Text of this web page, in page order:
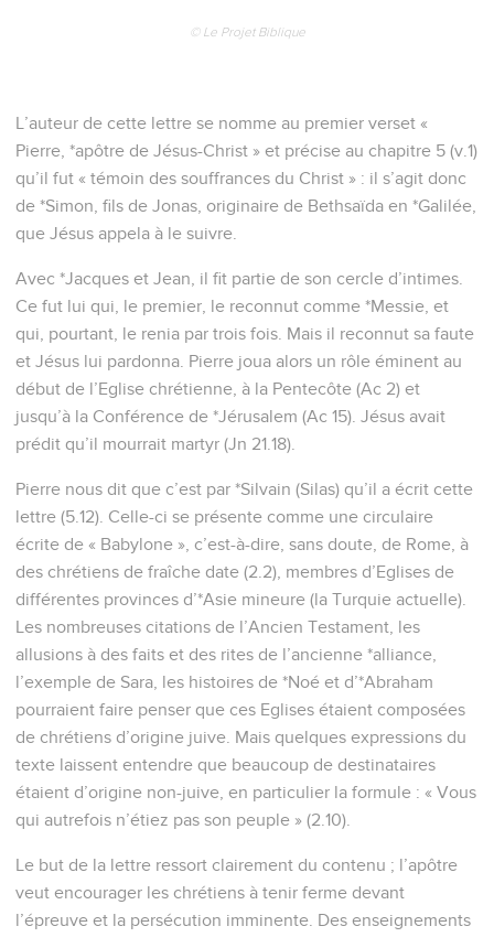
© Le Projet Biblique
L’auteur de cette lettre se nomme au premier verset «
Pierre, *apôtre de Jésus-Christ » et précise au chapitre 5 (v.1)
qu’il fut « témoin des souffrances du Christ » : il s’agit donc
de *Simon, fils de Jonas, originaire de Bethsaïda en *Galilée,
que Jésus appela à le suivre.
Avec *Jacques et Jean, il fit partie de son cercle d’intimes.
Ce fut lui qui, le premier, le reconnut comme *Messie, et
qui, pourtant, le renia par trois fois. Mais il reconnut sa faute
et Jésus lui pardonna. Pierre joua alors un rôle éminent au
début de l’Eglise chrétienne, à la Pentecôte (Ac 2) et
jusqu’à la Conférence de *Jérusalem (Ac 15). Jésus avait
prédit qu’il mourrait martyr (Jn 21.18).
Pierre nous dit que c’est par *Silvain (Silas) qu’il a écrit cette
lettre (5.12). Celle-ci se présente comme une circulaire
écrite de « Babylone », c’est-à-dire, sans doute, de Rome, à
des chrétiens de fraîche date (2.2), membres d’Eglises de
différentes provinces d’*Asie mineure (la Turquie actuelle).
Les nombreuses citations de l’Ancien Testament, les
allusions à des faits et des rites de l’ancienne *alliance,
l’exemple de Sara, les histoires de *Noé et d’*Abraham
pourraient faire penser que ces Eglises étaient composées
de chrétiens d’origine juive. Mais quelques expressions du
texte laissent entendre que beaucoup de destinataires
étaient d’origine non-juive, en particulier la formule : « Vous
qui autrefois n’étiez pas son peuple » (2.10).
Le but de la lettre ressort clairement du contenu ; l’apôtre
veut encourager les chrétiens à tenir ferme devant
l’épreuve et la persécution imminente. Des enseignements